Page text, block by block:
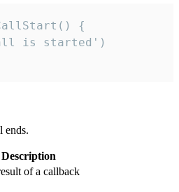
{
is started')
ends.
Description
of a callback